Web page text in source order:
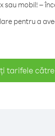
sau mobil! –
pentru a
tarifele